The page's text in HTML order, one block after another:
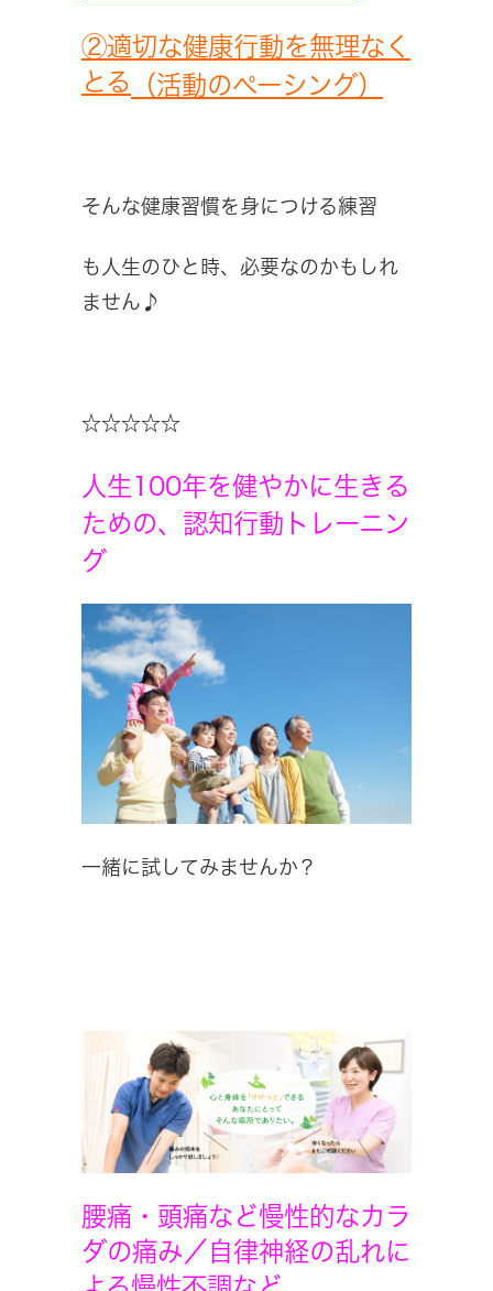
②適切な健康行動を無理なく
とる （活動のペーシング）
そんな健康習慣を身につける練習
も人生のひと時、必要なのかもしれ
ません♪
☆☆☆☆☆
人生100年を健やかに生きる
ための、認知行動トレーニン
グ
一緒に試してみませんか？
腰痛・頭痛など慢性的なカラ
ダの痛み／自律神経の乱れに